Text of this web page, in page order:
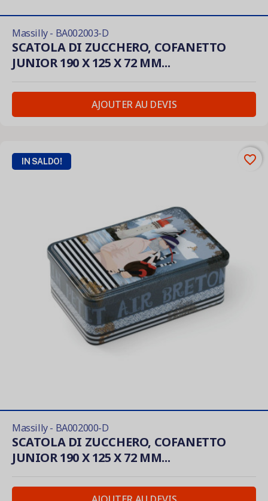
Massilly - BA002003-D
SCATOLA DI ZUCCHERO, COFANETTO
JUNIOR 190 X 125 X 72 MM...
AJOUTER AU DEVIS
Massilly - BA002000-D
SCATOLA DI ZUCCHERO, COFANETTO
JUNIOR 190 X 125 X 72 MM...
IN SALDO! favorite_border